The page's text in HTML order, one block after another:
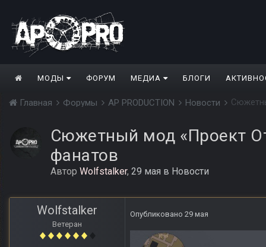
МОДЫ ФОРУМ МЕДИА БЛОГИ
Главная Форумы AP PRODUCTION Новости
Сюжетный мод «Проект
фанатов
Автор Wolfstalker, 29 мая в Новости
Wolfstalker
Ветеран
Опубликовано 29 мая